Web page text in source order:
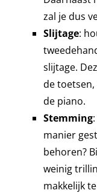
zal je dus
Slijtage:
slijtage.
de toetsen,
de piano.
Stemming
manier
behoren?
weinig
makkelijk